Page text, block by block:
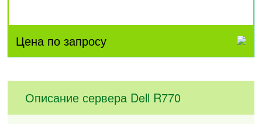
Цена по запросу
Описание сервера Dell R770